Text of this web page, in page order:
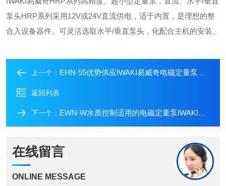
泵头HRP系列采用12V或24V直流供电，适于内置，是理想的整
合入设备器件。可灵活选取水平/垂直泵头，化配合主机的安装。
上一个： EHN-55优势供应IWAKI易威奇电磁定量泵高压缩比型
返回列表
下一个： EWN-W水质控制适用的电磁定量泵IWAKI易威奇
在线留言
ONLINE MESSAGE